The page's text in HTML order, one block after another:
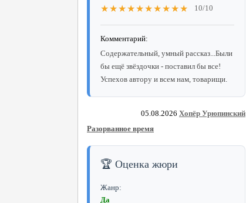
★★★★★★★★★★ 10/10
Комментарий:
Содержательный, умный рассказ...Были
бы ещё звёздочки - поставил бы все!
Успехов автору и всем нам, товарищи.
05.08.2026 Хопёр Урюпинский
Разорванное время
🏆 Оценка жюри
Жанр:
Да